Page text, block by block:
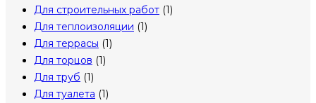
Для строительных работ (1)
Для теплоизоляции (1)
Для террасы (1)
Для торцов (1)
Для труб (1)
Для туалета (1)